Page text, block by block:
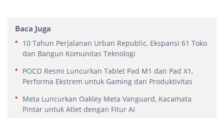
Baca Juga
10 Tahun Perjalanan Urban Republic, Ekspansi 61 Toko
dan Bangun Komunitas Teknologi
POCO Resmi Luncurkan Tablet Pad M1 dan Pad X1,
Performa Ekstrem untuk Gaming dan Produktivitas
Meta Luncurkan Oakley Meta Vanguard, Kacamata
Pintar untuk Atlet dengan Fitur AI